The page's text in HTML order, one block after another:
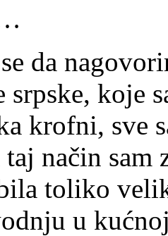
da
srpske, koje
krofni, sve
način sam
toliko
u